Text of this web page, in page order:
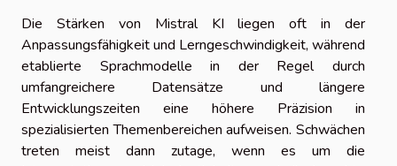
Die Stärken von Mistral KI liegen oft in der
Anpassungsfähigkeit und Lerngeschwindigkeit, während
etablierte Sprachmodelle in der Regel durch
umfangreichere Datensätze und längere
Entwicklungszeiten eine höhere Präzision in
spezialisierten Themenbereichen aufweisen. Schwächen
treten meist dann zutage, wenn es um die